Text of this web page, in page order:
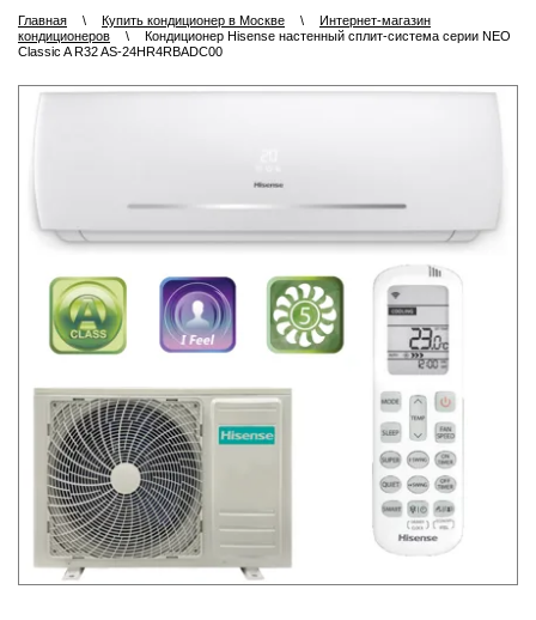
Главная \ Купить кондиционер в Москве \
Интернет-магазин
кондиционеров
\
Кондиционер Hisense настенный сплит-система серии NEO
Classic A R32 AS-24HR4RBADC00